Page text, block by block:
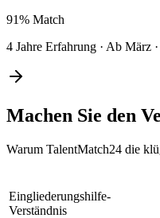
91% Match
4 Jahre Erfahrung · Ab März ·
Machen Sie den
Warum TalentMatch24 die
Eingliederungshilfe-
Verständnis